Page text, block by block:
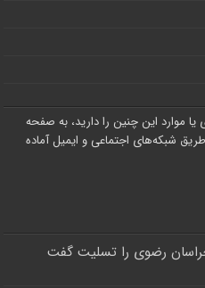
یا موارد این چنین را دارید، به صفحه
شبکه‌های اجتماعی و ایمیل آماده
رضوی را تسلیت گفت